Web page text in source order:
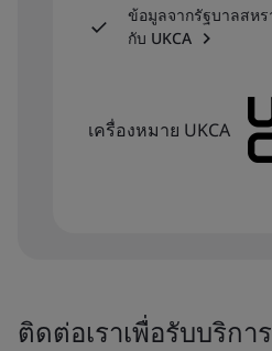
ข้อมูลจากรัฐบาลสห
กับ UKCA
เครื่องหมาย UKCA
ติดต่อเราเพื่อรับบริกา